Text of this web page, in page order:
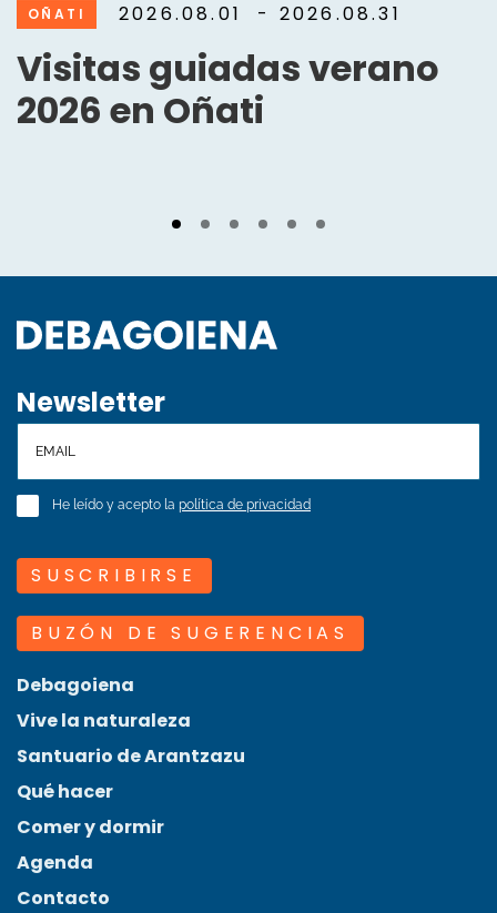
OÑATI 2026.08.01 - 2026.08.31
Visitas guiadas verano
2026 en Oñati
Newsletter
He leído y acepto la política de privacidad
SUSCRIBIRSE
BUZÓN DE SUGERENCIAS
Debagoiena
Vive la naturaleza
Santuario de Arantzazu
Qué hacer
Comer y dormir
Agenda
Contacto